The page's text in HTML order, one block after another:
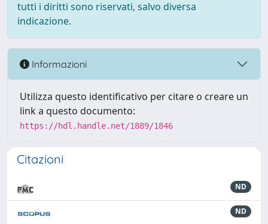
tutti i diritti sono riservati, salvo diversa
indicazione.
Informazioni
Utilizza questo identificativo per citare o creare un
link a questo documento:
https://hdl.handle.net/1889/1846
Citazioni
ND
ND